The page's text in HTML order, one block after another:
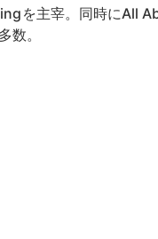
を主宰。同時にAll
数。